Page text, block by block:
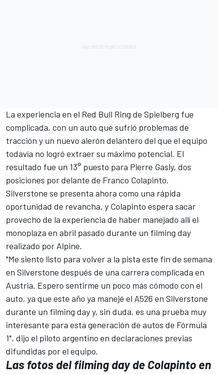
La experiencia en el Red Bull Ring de Spielberg fue
complicada, con un auto que sufrió problemas de
tracción y un nuevo alerón delantero del que el equipo
todavía no logró extraer su máximo potencial. El
resultado fue un 13° puesto para Pierre Gasly, dos
posiciones por delante de Franco Colapinto.
Silverstone se presenta ahora como una rápida
oportunidad de revancha, y Colapinto espera sacar
provecho de la experiencia de haber manejado allí el
monoplaza en abril pasado durante un filming day
realizado por Alpine.
"Me siento listo para volver a la pista este fin de semana
en Silverstone después de una carrera complicada en
Austria. Espero sentirme un poco más cómodo con el
auto, ya que este año ya manejé el A526 en Silverstone
durante un filming day y, sin duda, es una prueba muy
interesante para esta generación de autos de Fórmula
1", dijo el piloto argentino en declaraciones previas
difundidas por el equipo.
Las fotos del filming day de Colapinto en